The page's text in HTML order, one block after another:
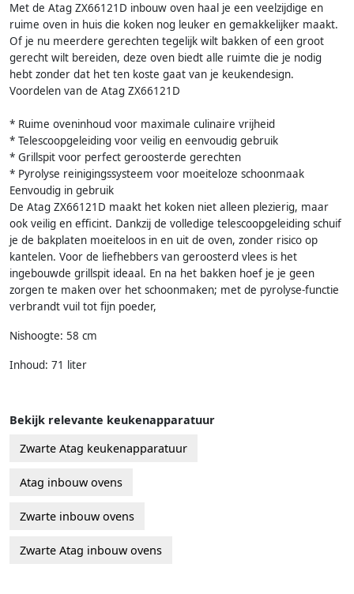
Met de Atag ZX66121D inbouw oven haal je een veelzijdige en
ruime oven in huis die koken nog leuker en gemakkelijker maakt.
Of je nu meerdere gerechten tegelijk wilt bakken of een groot
gerecht wilt bereiden, deze oven biedt alle ruimte die je nodig
hebt zonder dat het ten koste gaat van je keukendesign.
Voordelen van de Atag ZX66121D
* Ruime oveninhoud voor maximale culinaire vrijheid
* Telescoopgeleiding voor veilig en eenvoudig gebruik
* Grillspit voor perfect geroosterde gerechten
* Pyrolyse reinigingssysteem voor moeiteloze schoonmaak
Eenvoudig in gebruik
De Atag ZX66121D maakt het koken niet alleen plezierig, maar
ook veilig en efficint. Dankzij de volledige telescoopgeleiding schuif
je de bakplaten moeiteloos in en uit de oven, zonder risico op
kantelen. Voor de liefhebbers van geroosterd vlees is het
ingebouwde grillspit ideaal. En na het bakken hoef je je geen
zorgen te maken over het schoonmaken; met de pyrolyse-functie
verbrandt vuil tot fijn poeder,
Nishoogte: 58 cm
Inhoud: 71 liter
Bekijk relevante keukenapparatuur
Zwarte Atag keukenapparatuur
Atag inbouw ovens
Zwarte inbouw ovens
Zwarte Atag inbouw ovens